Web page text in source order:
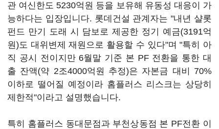
관 여신한도 5230억원 등을 보유해 유동성 대응이 가
능하다는 입장입니다. 롯데건설 관계자는 "내년 샬롯
펀드 만기 도래 시 담보로 제공한 정기 예금(3191억
원)도 대위변제 재원으로 활용할 수 있다"며 "특히 아
직 공시 전이지만 6월말 기준 본 PF 전환을 통한 대
출 잔액(약 2조4000억원 추정)은 자본금 대비 70%
이하로 떨어질 예정이라 홈플러스 리스크는 상당히
제한적"이라고 설명했습니다.
특히 홈플러스 동대문점과 부천상동점 본 PF전환 이